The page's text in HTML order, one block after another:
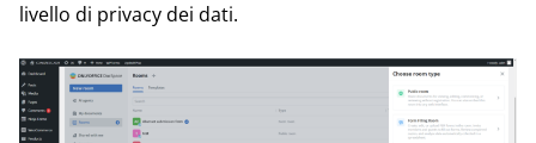
livello di privacy dei dati.